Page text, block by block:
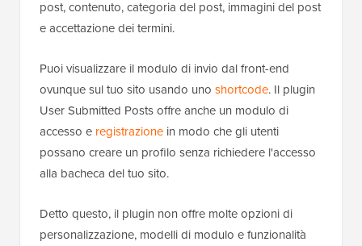
post, contenuto, categoria del post, immagini del post
e accettazione dei termini.
Puoi visualizzare il modulo di invio dal front-end
ovunque sul tuo sito usando uno shortcode. Il plugin
User Submitted Posts offre anche un modulo di
accesso e registrazione in modo che gli utenti
possano creare un profilo senza richiedere l'accesso
alla bacheca del tuo sito.
Detto questo, il plugin non offre molte opzioni di
personalizzazione, modelli di modulo e funzionalità